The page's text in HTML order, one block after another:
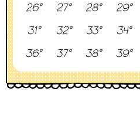
26°
27° 28° 29°
31°
32° 33° 34°
36°
37° 38° 39°